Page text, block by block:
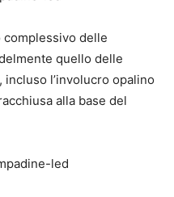
complessivo delle
quello delle
l’involucro opalino
alla base del